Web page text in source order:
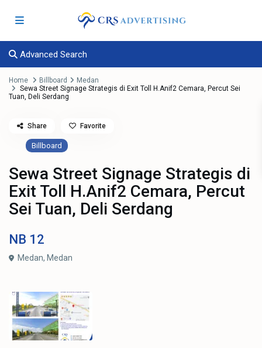
Advanced Search
Home Billboard
Medan
Sewa Street Signage Strategis di Exit Toll H.Anif2 Cemara, Percut Sei
Tuan, Deli Serdang
Billboard
Sewa Street Signage Strategis di
Exit Toll H.Anif2 Cemara, Percut
Sei Tuan, Deli Serdang
NB 12
Medan, Medan
Share Favorite